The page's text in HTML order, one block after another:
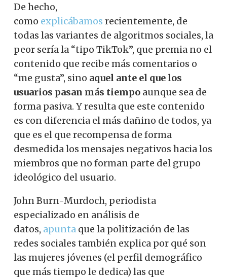
De hecho,
como explicábamos recientemente, de
todas las variantes de algoritmos sociales, la
peor sería la “tipo TikTok”, que premia no el
contenido que recibe más comentarios o
“me gusta”, sino aquel ante el que los
usuarios pasan más tiempo aunque sea de
forma pasiva. Y resulta que este contenido
es con diferencia el más dañino de todos, ya
que es el que recompensa de forma
desmedida los mensajes negativos hacia los
miembros que no forman parte del grupo
ideológico del usuario.
John Burn-Murdoch, periodista
especializado en análisis de
datos, apunta que la politización de las
redes sociales también explica por qué son
las mujeres jóvenes (el perfil demográfico
que más tiempo le dedica) las que